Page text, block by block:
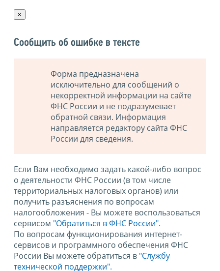
×
Сообщить об ошибке в тексте
Форма предназначена
исключительно для сообщений о
некорректной информации на сайте
ФНС России и не подразумевает
обратной связи. Информация
направляется редактору сайта ФНС
России для сведения.
Если Вам необходимо задать какой-либо вопрос
о деятельности ФНС России (в том числе
территориальных налоговых органов) или
получить разъяснения по вопросам
налогообложения - Вы можете воспользоваться
сервисом "Обратиться в ФНС России".
По вопросам функционирования интернет-
сервисов и программного обеспечения ФНС
России Вы можете обратиться в "Службу
технической поддержки".